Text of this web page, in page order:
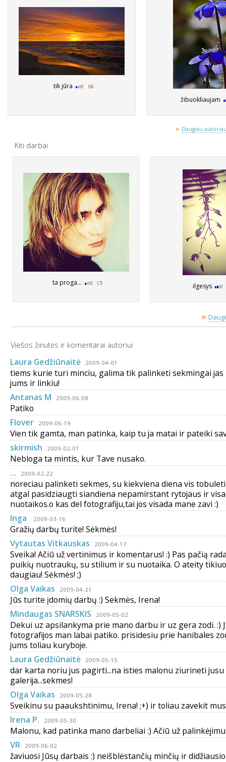
tik jūra (6)
žibuokliaujam
» Daugiau
Kiti darbai
ta proga... (7) ilgesys
»
Viešos žinutės ir komentarai autoriui
Laura Gedžiūnaitė 2009-04-01
tiems kurie turi minciu, galima tik palinketi sekmingai jas
jums ir linkiu!
Antanas M
2009-06-08
Patiko
Flover
2009-06-19
Vien tik gamta, man patinka, kaip tu ja matai ir pateiki
skirmish
2009-02-01
Nebloga ta mintis, kur Tave nusako.
...
2009-02-22
noreciau palinketi sekmes, su kiekviena diena vis
atgal pasidziaugti siandiena nepamirstant rytojaus ir
nuotaikos.o kas del fotografiju,tai jos visada mane zavi :)
Inga
2009-03-16
Gražių darbų turite! Sėkmės!
Vytautas Vitkauskas
2009-04-17
Sveika! Ačiū už vertinimus ir komentarus! :) Pas pačią
puikių nuotraukų, su stilium ir su nuotaika. O ateity
daugiau! Sėkmės! ;)
Olga Vaikas
2009-04-21
Jūs turite įdomių darbų :) Sekmės, Irena!
Mindaugas SNARSKIS
2009-05-02
Dekui uz apsilankyma prie mano darbu ir uz gera zodi. :)
fotografijos man labai patiko. prisidesiu prie hanibales
jums toliau kuryboje.
Laura Gedžiūnaitė
2009-05-15
dar karta noriu jus pagirti...na isties malonu ziurineti jusu
galerija...sekmes!
Olga Vaikas
2009-05-28
Sveikinu su paaukshtinimu, Irena! ;+) ir toliau zavekit mus
Irena P.
2009-05-30
Malonu, kad patinka mano darbeliai :) Ačiū už
VR
2009-06-02
žaviuosi Jūsų darbais :) neišblėstančių minčių ir